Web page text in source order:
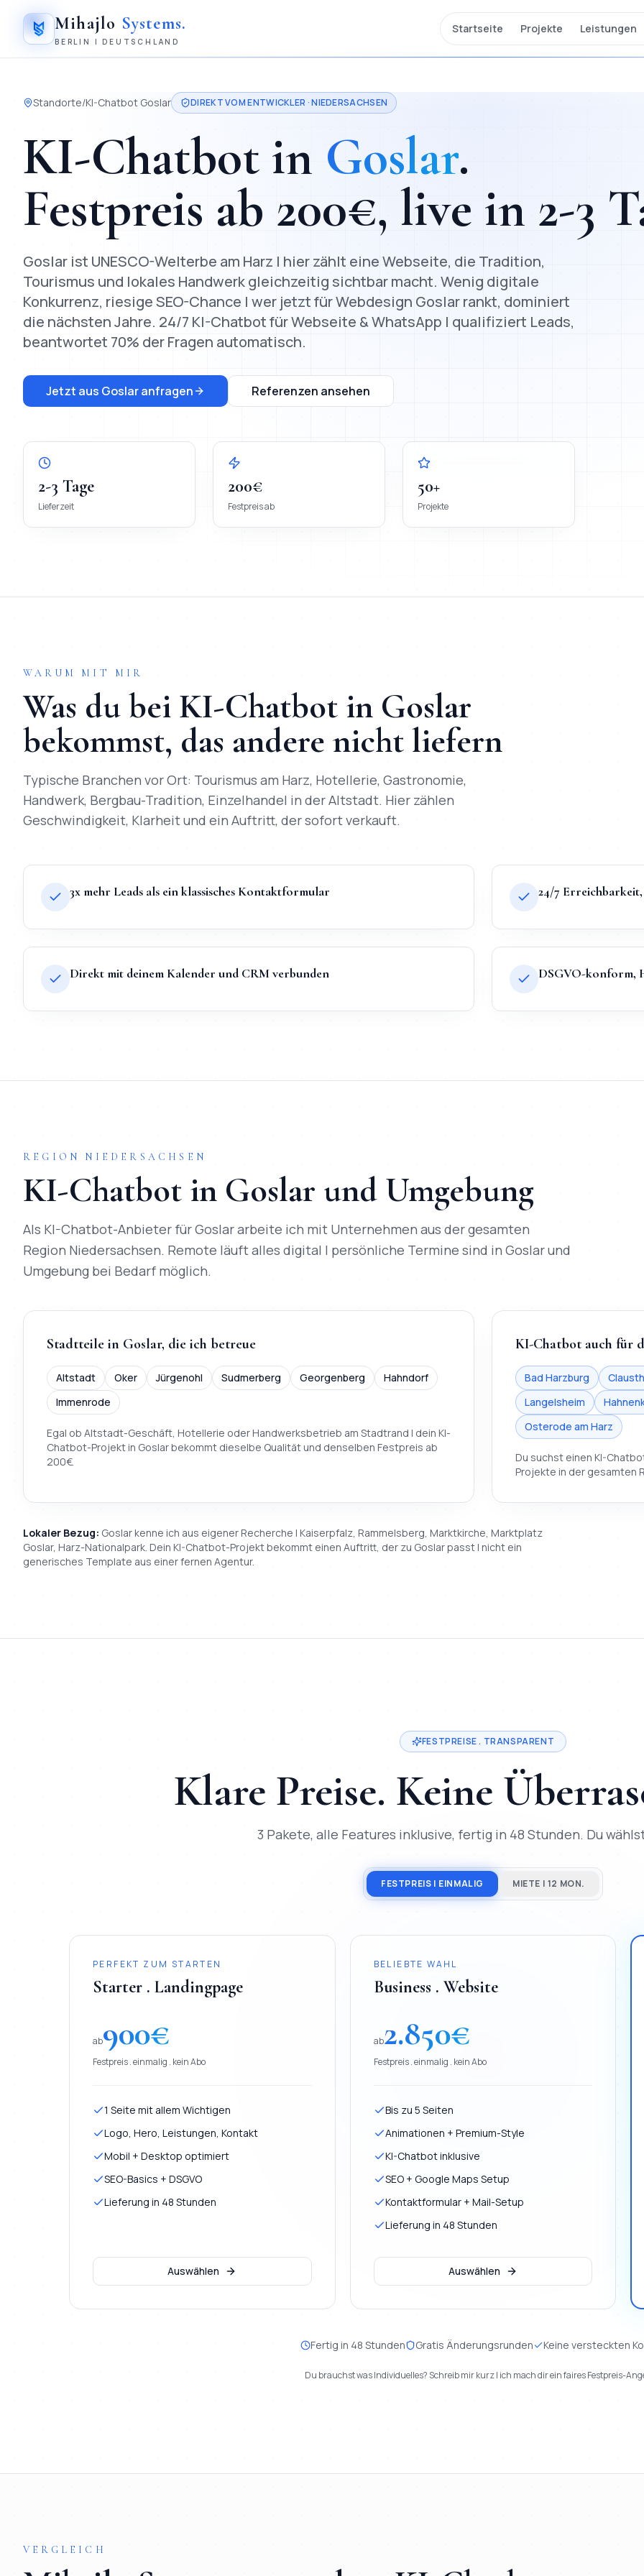
Mihajlo Systems.
BERLIN | DEUTSCHLAND
Startseite Projekte Leistungen
Standorte/KI-Chatbot Goslar DIREKT VOM ENTWICKLER ·NIEDERSACHSEN
KI-Chatbot in Goslar.
Festpreis ab 200€, live in 2-3
Goslar ist UNESCO-Welterbe am Harz | hier zählt eine Webseite, die Tradition,
Tourismus und lokales Handwerk gleichzeitig sichtbar macht. Wenig digitale
Konkurrenz, riesige SEO-Chance | wer jetzt für Webdesign Goslar rankt, dominiert
die nächsten Jahre. 24/7 KI-Chatbot für Webseite & WhatsApp | qualifiziert Leads,
beantwortet 70% der Fragen automatisch.
Jetzt aus Goslaranfragen Referenzen ansehen
2-3 Tage
Lieferzeit
200€
Festpreis ab
50+
Projekte
WARUM MIT MIR
Was du bei KI-Chatbot in Goslar
bekommst, das andere nicht liefern
Typische Branchen vor Ort: Tourismus am Harz, Hotellerie, Gastronomie,
Handwerk, Bergbau-Tradition, Einzelhandel in der Altstadt. Hier zählen
Geschwindigkeit, Klarheit und ein Auftritt, der sofort verkauft.
3x mehr Leads als ein klassisches Kontaktformular 24/7
Direkt mit deinem Kalender und CRM verbunden DSGVO-konform,
REGION NIEDERSACHSEN
KI-Chatbot in Goslar und Umgebung
Als KI-Chatbot-Anbieter fürGoslararbeite ich mit Unternehmen aus der gesamten
Region Niedersachsen. Remote läuft alles digital | persönliche Termine sind in Goslarund
Umgebung bei Bedarf möglich.
Stadtteile in Goslar, die ich betreue
Altstadt Oker Jürgenohl Sudmerberg Georgenberg
Hahndorf
Immenrode
Egal ob Altstadt-Geschäft, Hotellerie oder Handwerksbetrieb am Stadtrand | dein KI-
Chatbot-Projekt in Goslarbekommt dieselbe Qualität und denselben Festpreis ab
200€.
KI-Chatbot auch für
Bad Harzburg
Langelsheim
Osterode am Harz
Du suchst einen KI-
Projekte in der gesamten
Lokaler Bezug: Goslarkenne ich aus eigener Recherche | Kaiserpfalz, Rammelsberg, Marktkirche, Marktplatz
Goslar, Harz-Nationalpark. Dein KI-Chatbot-Projekt bekommt einen Auftritt, der zu Goslarpasst | nicht ein
generisches Template aus einer fernen Agentur.
FESTPREISE . TRANSPARENT
Klare Preise. Keine
3 Pakete, alle Features inklusive, fertig in 48 Stunden. Du
FESTPREIS | EINMALIG MIETE | 12 MON.
PERFEKT ZUM STARTEN
Starter . Landingpage
ab900€
Festpreis . einmalig . kein Abo
1 Seite mit allem Wichtigen
Logo, Hero, Leistungen, Kontakt
Mobil + Desktop optimiert
SEO-Basics + DSGVO
Lieferung in 48 Stunden
Auswählen
BELIEBTE WAHL
Business . Website
ab2.850€
Festpreis . einmalig . kein Abo
Bis zu 5 Seiten
Animationen + Premium-Style
KI-Chatbot inklusive
SEO + Google Maps Setup
Kontaktformular + Mail-Setup
Lieferung in 48 Stunden
Auswählen
Fertig in 48 Stunden Gratis Änderungsrunden Keine versteckten
Du brauchst was Individuelles? Schreib mir kurz | ich mach dir ein faires Festpreis-
VERGLEICH